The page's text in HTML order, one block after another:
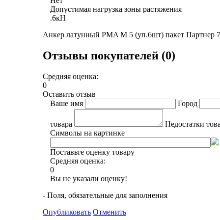
Допустимая нагрузка зоны растяжения
.6кН
Анкер латунный PMA M 5 (уп.6шт) пакет Партнер
Отзывы покупателей (0)
Средняя оценка:
0
Оставить отзыв
Ваше имя
Город
товара
Недостатки
Символы на картинке
Поставьте оценку товару
Средняя оценка:
0
Вы не указали оценку!
- Поля, обязательные для заполнения
Опубликовать Отменить